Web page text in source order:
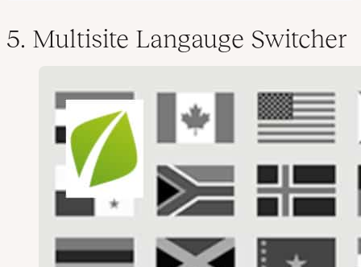
5. Multisite Langauge Switcher